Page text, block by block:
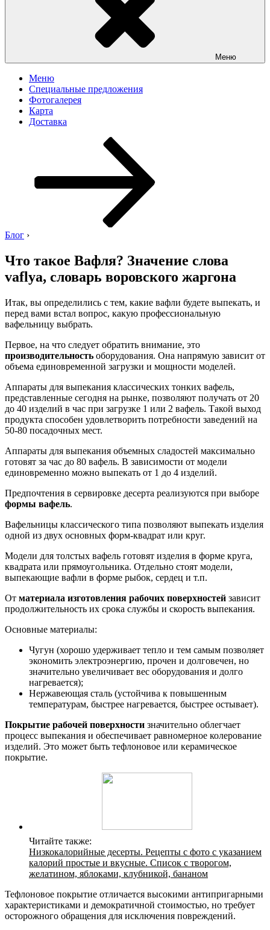
Меню
Меню
Специальные предложения
Фотогалерея
Карта
Доставка
Блог ›
Что такое Вафля? Значение слова
vaflya, словарь воровского жаргона
Итак, вы определились с тем, какие вафли будете выпекать, и
перед вами встал вопрос, какую профессиональную
вафельницу выбрать.
Первое, на что следует обратить внимание, это
производительность оборудования. Она напрямую зависит от
объема единовременной загрузки и мощности моделей.
Аппараты для выпекания классических тонких вафель,
представленные сегодня на рынке, позволяют получать от 20
до 40 изделий в час при загрузке 1 или 2 вафель. Такой выход
продукта способен удовлетворить потребности заведений на
50-80 посадочных мест.
Аппараты для выпекания объемных сладостей максимально
готовят за час до 80 вафель. В зависимости от модели
единовременно можно выпекать от 1 до 4 изделий.
Предпочтения в сервировке десерта реализуются при выборе
формы вафель.
Вафельницы классического типа позволяют выпекать изделия
одной из двух основных форм-квадрат или круг.
Модели для толстых вафель готовят изделия в форме круга,
квадрата или прямоугольника. Отдельно стоят модели,
выпекающие вафли в форме рыбок, сердец и т.п.
От материала изготовления рабочих поверхностей зависит
продолжительность их срока службы и скорость выпекания.
Основные материалы:
Чугун (хорошо удерживает тепло и тем самым позволяет
экономить электроэнергию, прочен и долговечен, но
значительно увеличивает вес оборудования и долго
нагревается);
Нержавеющая сталь (устойчива к повышенным
температурам, быстрее нагревается, быстрее остывает).
Покрытие рабочей поверхности значительно облегчает
процесс выпекания и обеспечивает равномерное колерование
изделий. Это может быть тефлоновое или керамическое
покрытие.
Читайте также:
Низкокалорийные десерты. Рецепты с фото с указанием
калорий простые и вкусные. Список с творогом,
желатином, яблоками, клубникой, бананом
Тефлоновое покрытие отличается высокими антипригарными
характеристиками и демократичной стоимостью, но требует
осторожного обращения для исключения повреждений.